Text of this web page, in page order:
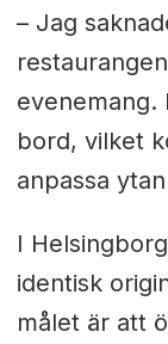
– Jag
evenemang.
bord, vilket
anpassa
I
identisk
målet är att